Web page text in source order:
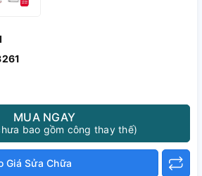
MUA NGAY
bao gồm công thay thế)
Giá Sửa Chữa